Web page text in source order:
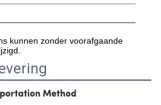
kunnen zonder voorafgaande